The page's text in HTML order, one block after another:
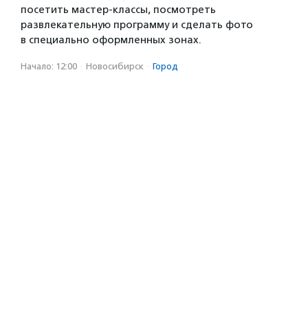
посетить мастер-классы, посмотреть
развлекательную программу и сделать фото
в специально оформленных зонах.
Начало: 12:00 · Новосибирск · Город